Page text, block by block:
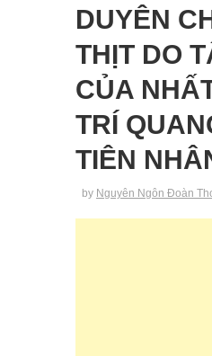
DUYÊN
THỊT DO
CỦA
TRÍ
TIÊN
by Nguyên Ngôn Đoàn